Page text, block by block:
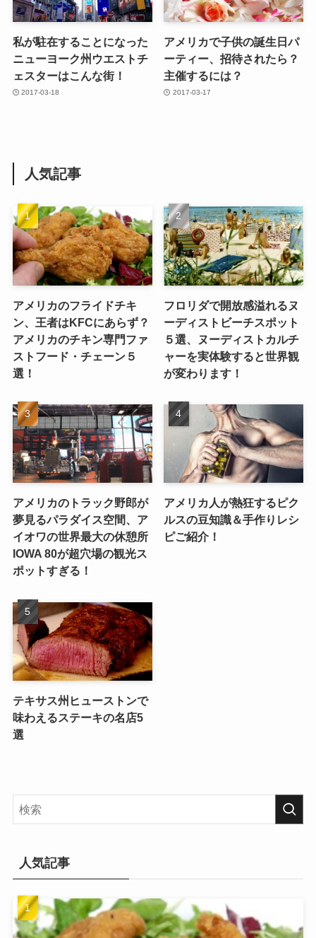
私が駐在することになった
ニューヨーク州ウエストチ
ェスターはこんな街！
2017-03-18
アメリカで子供の誕生日パ
ーティー、招待されたら？
主催するには？
2017-03-17
人気記事
アメリカのフライドチキ
ン、王者はKFCにあらず？
アメリカのチキン専門ファ
ストフード・チェーン５
選！
フロリダで開放感溢れるヌ
ーディストビーチスポット
５選、ヌーディストカルチ
ャーを実体験すると世界観
が変わります！
アメリカのトラック野郎が
夢見るパラダイス空間、ア
イオワの世界最大の休憩所
IOWA 80が超穴場の観光ス
ポットすぎる！
アメリカ人が熱狂するピク
ルスの豆知識＆手作りレシ
ピご紹介！
テキサス州ヒューストンで
味わえるステーキの名店5
選
人気記事